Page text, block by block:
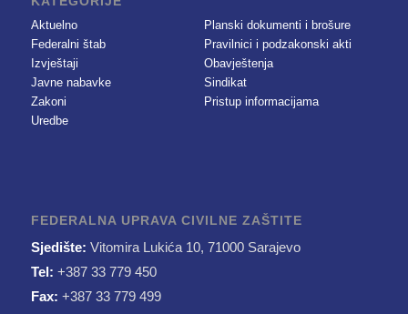
Aktuelno
Federalni štab
Izvještaji
Javne nabavke
Zakoni
Uredbe
Planski dokumenti i brošure
Pravilnici i podzakonski akti
Obavještenja
Sindikat
Pristup informacijama
FEDERALNA UPRAVA CIVILNE ZAŠTITE
Sjedište: Vitomira Lukića 10, 71000 Sarajevo
Tel: +387 33 779 450
Fax: +387 33 779 499